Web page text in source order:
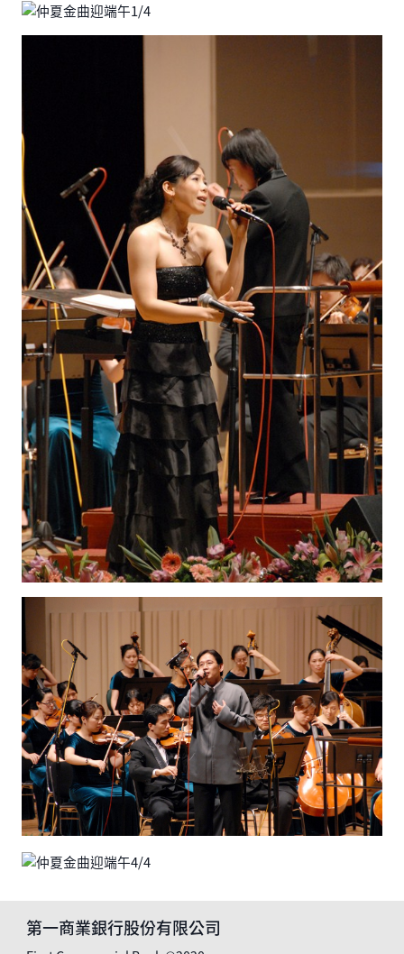
第一商業銀行股份有限公司